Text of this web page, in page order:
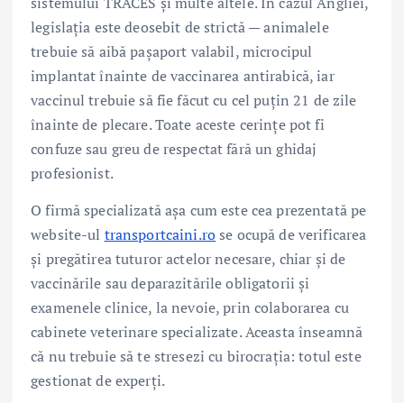
legislația este deosebit de strictă — animalele
trebuie să aibă pașaport valabil, microcipul
implantat înainte de vaccinarea antirabică, iar
vaccinul trebuie să fie făcut cu cel puțin 21 de zile
înainte de plecare. Toate aceste cerințe pot fi
confuze sau greu de respectat fără un ghidaj
profesionist.
O firmă specializată așa cum este cea prezentată pe
website-ul transportcaini.rose ocupă de verificarea
și pregătirea tuturor actelor necesare, chiar și de
vaccinările sau deparazitările obligatorii și
examenele clinice, la nevoie, prin colaborarea cu
cabinete veterinare specializate. Aceasta înseamnă
că nu trebuie să te stresezi cu birocrația: totul este
gestionat de experți.